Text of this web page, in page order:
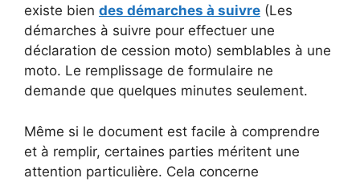
existe bien des démarches à suivre (Les
démarches à suivre pour effectuer une
déclaration de cession moto) semblables à une
moto. Le remplissage de formulaire ne
demande que quelques minutes seulement.
Même si le document est facile à comprendre
et à remplir, certaines parties méritent une
attention particulière. Cela concerne